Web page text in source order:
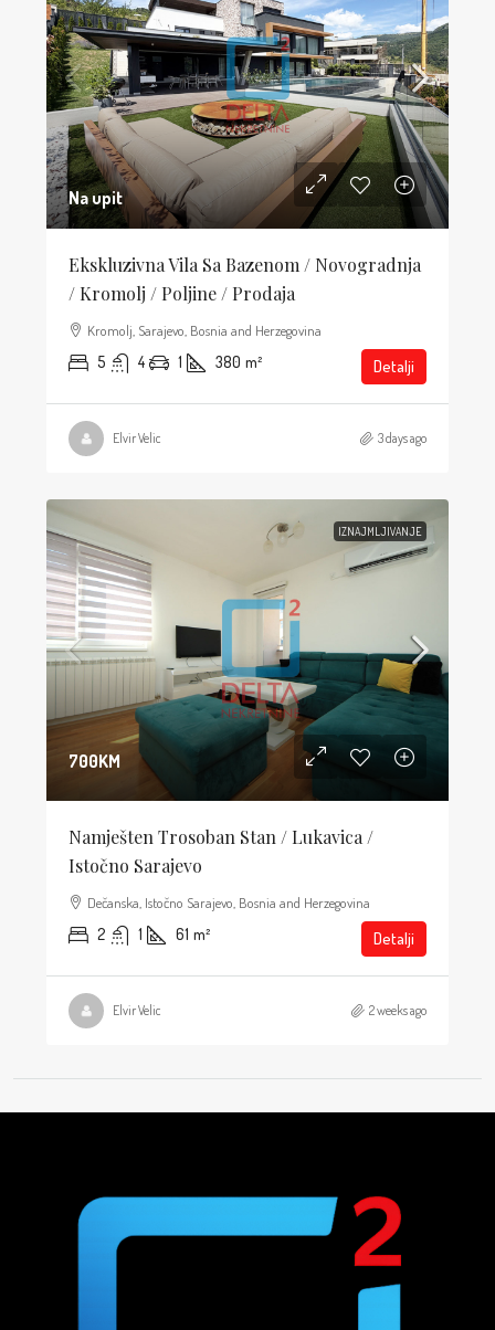
Na upit
Ekskluzivna Vila Sa Bazenom / Novogradnja
/ Kromolj / Poljine / Prodaja
Kromolj, Sarajevo, Bosnia and Herzegovina
5 4 1 380 m² Detalji
Elvir Velic 3 days ago
IZNAJMLJIVANJE
700KM
Namješten Trosoban Stan / Lukavica /
Istočno Sarajevo
Dečanska, Istočno Sarajevo, Bosnia and Herzegovina
2 1 61 m² Detalji
Elvir Velic 2 weeks ago